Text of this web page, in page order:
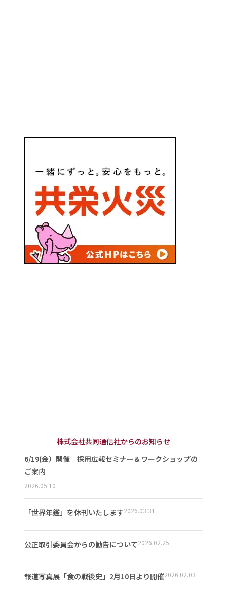
株式会社共同通信社からのお知らせ
6/19(金）開催 採用広報セミナー＆ワークショップの
ご案内
2026.05.10
「世界年鑑」を休刊いたします2026.03.31
公正取引委員会からの勧告について2026.02.25
報道写真展「食の戦後史」2月10日より開催2026.02.03